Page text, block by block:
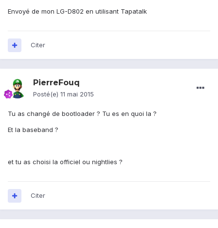
Envoyé de mon LG-D802 en utilisant Tapatalk
Citer
PierreFouq
Posté(e) 11 mai 2015
Tu as changé de bootloader ? Tu es en quoi la ?
Et la baseband ?
et tu as choisi la officiel ou nightlies ?
Citer